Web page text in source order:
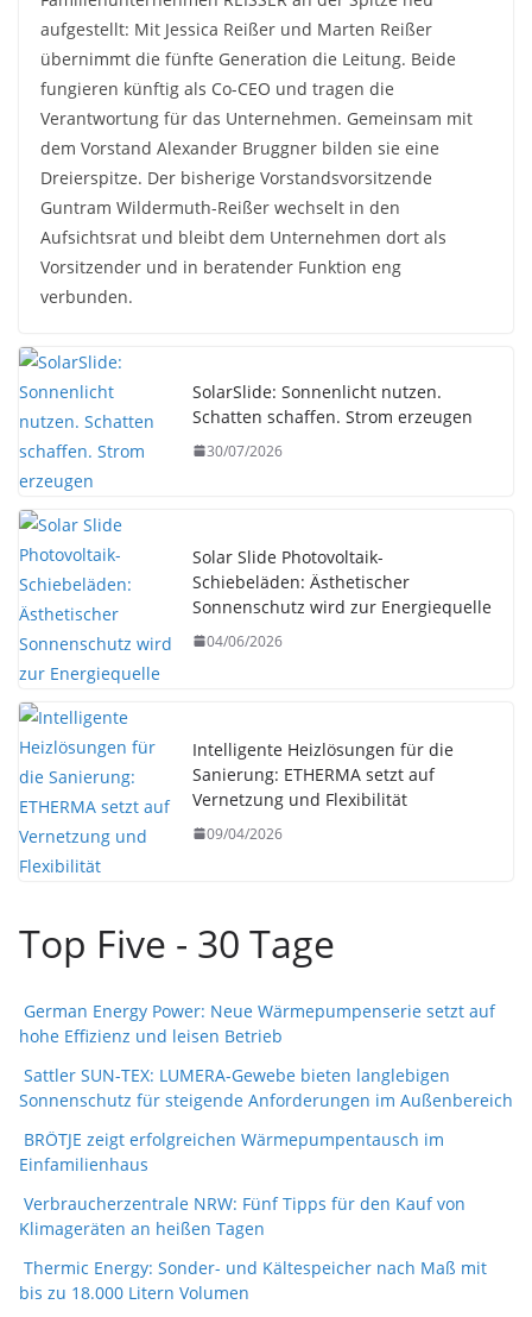
aufgestellt: Mit Jessica Reißer und Marten Reißer
übernimmt die fünfte Generation die Leitung. Beide
fungieren künftig als Co-CEO und tragen die
Verantwortung für das Unternehmen. Gemeinsam mit
dem Vorstand Alexander Bruggner bilden sie eine
Dreierspitze. Der bisherige Vorstandsvorsitzende
Guntram Wildermuth-Reißer wechselt in den
Aufsichtsrat und bleibt dem Unternehmen dort als
Vorsitzender und in beratender Funktion eng
verbunden.
SolarSlide: Sonnenlicht nutzen.
Schatten schaffen. Strom erzeugen
30/07/2026
Solar Slide Photovoltaik-
Schiebeläden: Ästhetischer
Sonnenschutz wird zur Energiequelle
04/06/2026
Intelligente Heizlösungen für die
Sanierung: ETHERMA setzt auf
Vernetzung und Flexibilität
09/04/2026
Top Five - 30 Tage
German Energy Power: Neue Wärmepumpenserie setzt auf
hohe Effizienz und leisen Betrieb
Sattler SUN-TEX: LUMERA-Gewebe bieten langlebigen
Sonnenschutz für steigende Anforderungen im Außenbereich
BRÖTJE zeigt erfolgreichen Wärmepumpentausch im
Einfamilienhaus
Verbraucherzentrale NRW: Fünf Tipps für den Kauf von
Klimageräten an heißen Tagen
Thermic Energy: Sonder- und Kältespeicher nach Maß mit
bis zu 18.000 Litern Volumen